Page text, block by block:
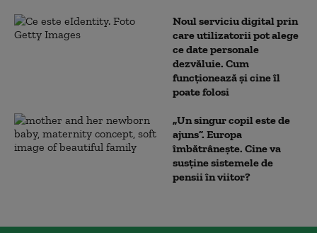
Noul serviciu digital prin
care utilizatorii pot alege
ce date personale
dezvăluie. Cum
funcționează și cine îl
poate folosi
„Un singur copil este de
ajuns”. Europa
îmbătrânește. Cine va
susține sistemele de
pensii în viitor?